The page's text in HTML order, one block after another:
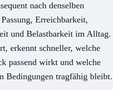
nach denselben
Erreichbarkeit,
und Belastbarkeit im Alltag.
erkennt schneller, welche
passend wirkt und welche
Bedingungen tragfähig bleibt.